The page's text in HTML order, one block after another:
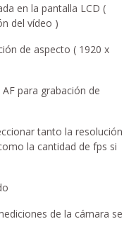
en la pantalla LCD (
del vídeo )
de aspecto ( 1920 x
para grabación de
tanto la resolución
la cantidad de fps si
de la cámara se